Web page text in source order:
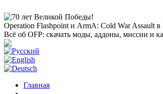
Operation Flashpoint и ArmA: Cold War Assault в
Всё об OFP: скачать моды, аддоны, миссии и
Главная